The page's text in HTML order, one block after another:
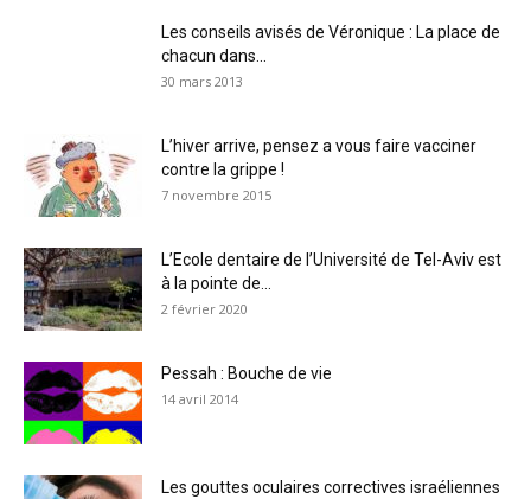
Les conseils avisés de Véronique : La place de
chacun dans...
30 mars 2013
L’hiver arrive, pensez a vous faire vacciner
contre la grippe !
7 novembre 2015
L’Ecole dentaire de l’Université de Tel-Aviv est
à la pointe de...
2 février 2020
Pessah : Bouche de vie
14 avril 2014
Les gouttes oculaires correctives israéliennes